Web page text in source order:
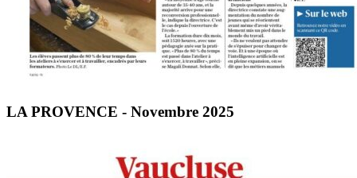
LA PROVENCE - Novembre 2025